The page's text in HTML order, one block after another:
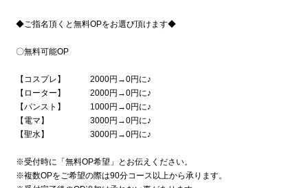
◆ご指名頂くと無料OPをお選び頂けます◆
〇無料可能OP
【コスプレ】 2000円→0円に♪
【ローター】 2000円→0円に♪
【パンスト】 1000円→0円に♪
【電マ】 3000円→0円に♪
【聖水】 3000円→0円に♪
※受付時に「無料OP希望」とお伝えください。
※複数OPをご希望の際は90分コース以上から承ります。